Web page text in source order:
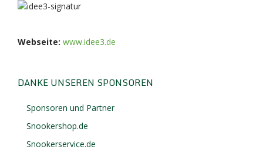
Webseite: www.idee3.de
DANKE UNSEREN SPONSOREN
Sponsoren und Partner
Snookershop.de
Snookerservice.de